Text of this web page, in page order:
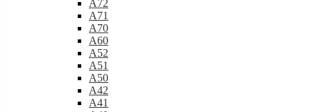
A72
A71
A70
A60
A52
A51
A50
A42
A41